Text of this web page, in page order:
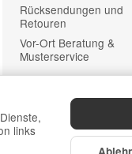
Rücksendungen und
Retouren
Vor-Ort Beratung &
Musterservice
links